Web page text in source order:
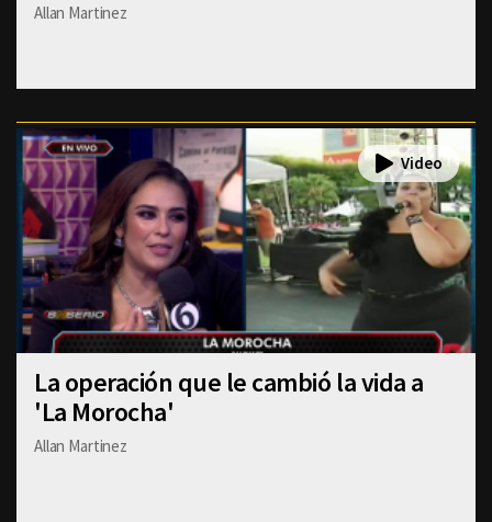
Allan Martinez
La operación que le cambió la vida a
'La Morocha'
Allan Martinez